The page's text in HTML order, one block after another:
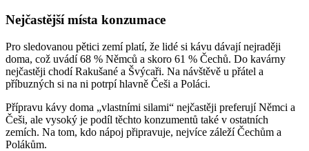
Nejčastější místa konzumace
Pro sledovanou pětici zemí platí, že lidé si kávu dávají nejraději
doma, což uvádí 68 % Němců a skoro 61 % Čechů. Do kavárny
nejčastěji chodí Rakušané a Švýcaři. Na návštěvě u přátel a
příbuzných si na ni potrpí hlavně Češi a Poláci.
Přípravu kávy doma „vlastními silami“ nejčastěji preferují Němci a
Češi, ale vysoký je podíl těchto konzumentů také v ostatních
zemích. Na tom, kdo nápoj připravuje, nejvíce záleží Čechům a
Polákům.